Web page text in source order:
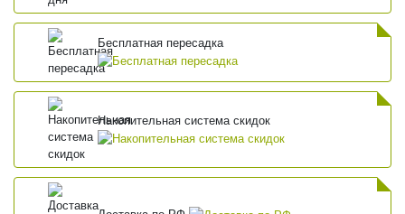
Бесплатная пересадка
Накопительная система скидок